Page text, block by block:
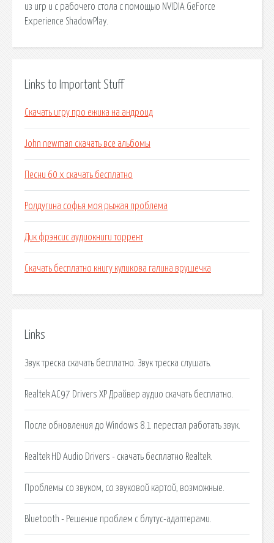
из игр и с рабочего стола с помощью NVIDIA GeForce
Experience ShadowPlay.
Links to Important Stuff
Скачать игру про ежика на андроид
John newman скачать все альбомы
Песни 60 х скачать бесплатно
Ролдугина софья моя рыжая проблема
Дик фрэнсис аудиокниги торрент
Скачать бесплатно книгу куликова галина врушечка
Links
Звук треска скачать бесплатно. Звук треска слушать.
Realtek AC97 Drivers XP Драйвер аудио скачать бесплатно.
После обновления до Windows 8.1 перестал работать звук.
Realtek HD Audio Drivers - скачать бесплатно Realtek.
Проблемы со звуком, со звуковой картой, возможные.
Bluetooth - Решение проблем с блутус-адаптерами.